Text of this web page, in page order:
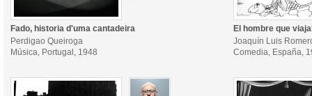
Fado, historia d'uma cantadeira
Perdigao Queiroga
Música, Portugal, 1948
El hombre que
Joaquín Luis
Comedia, España,